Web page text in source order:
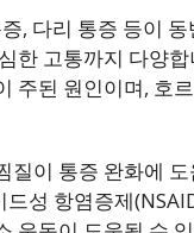
, 다리 통증 등이
한 고통까지 다양
주된 원인이며, 호
질이 통증 완화에
성 항염증제